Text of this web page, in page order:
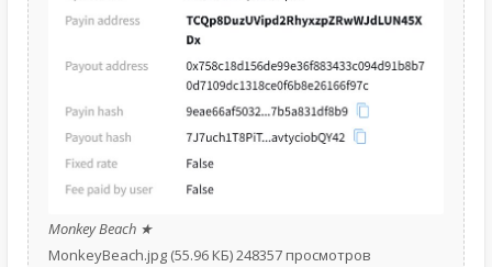
Monkey Beach ★
MonkeyBeach.jpg (55.96 КБ) 248357 просмотров